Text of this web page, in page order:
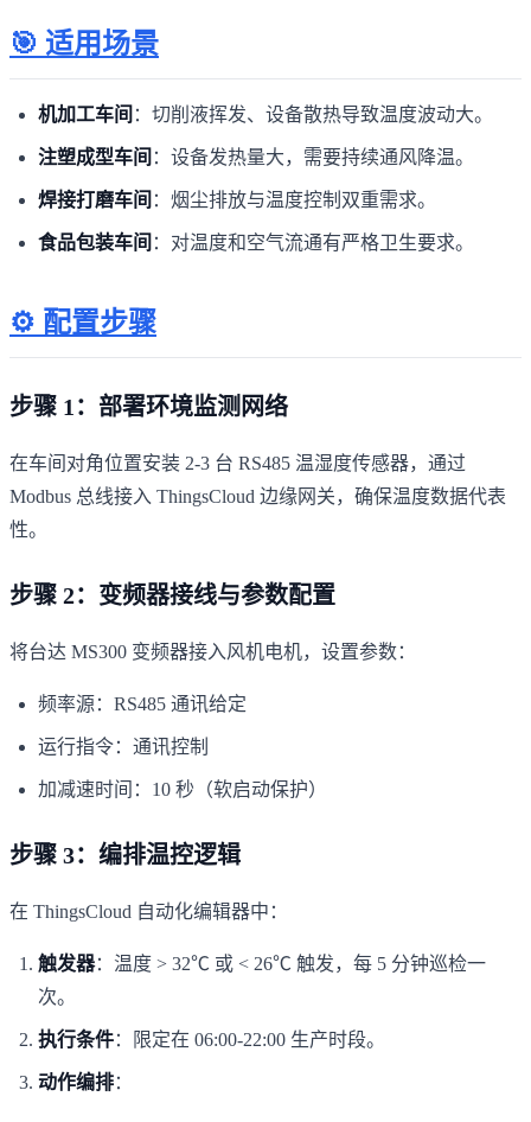
🎯 适用场景
机加工车间 ：切削液挥发、设备散热导致温度波动大。
注塑成型车间 ：设备发热量大，需要持续通风降温。
焊接打磨车间 ：烟尘排放与温度控制双重需求。
食品包装车间 ：对温度和空气流通有严格卫生要求。
⚙️ 配置步骤
步骤 1：部署环境监测网络
在车间对角位置安装 2-3 台 RS485 温湿度传感器，通过
Modbus 总线接入 ThingsCloud 边缘网关，确保温度数据代表
性。
步骤 2：变频器接线与参数配置
将台达 MS300 变频器接入风机电机，设置参数：
频率源：RS485 通讯给定
运行指令：通讯控制
加减速时间：10 秒（软启动保护）
步骤 3：编排温控逻辑
在 ThingsCloud 自动化编辑器中：
触发器：温度 > 32℃ 或 < 26℃ 触发，每 5 分钟巡检一
次。
执行条件：限定在 06:00-22:00 生产时段。
动作编排：